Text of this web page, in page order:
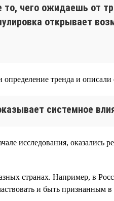
чего ожидаешь от
открывает
тренда и описали
системное
исследования,
странах. Например, в
и быть признанным